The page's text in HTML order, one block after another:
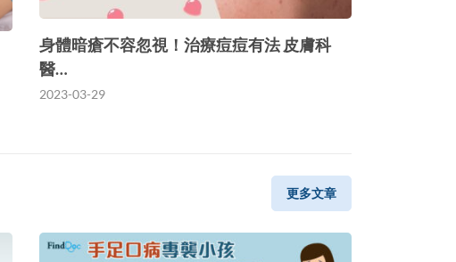
身體暗瘡不容忽視！治療痘痘有法 皮膚科
醫…
2023-03-29
更多文章